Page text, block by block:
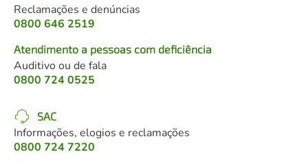
Reclamações e denúncias
0800 646 2519
Atendimento a pessoas com deficiência
Auditivo ou de fala
0800 724 0525
SAC
Informações, elogios e reclamações
0800 724 7220